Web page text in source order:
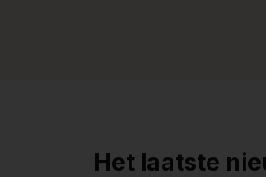
Het laatste